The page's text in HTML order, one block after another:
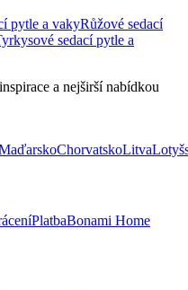
pytle a vakyRůžové sedací
sedací pytle a
a nejširší nabídkou
ChorvatskoLitva
PlatbaBonami Home